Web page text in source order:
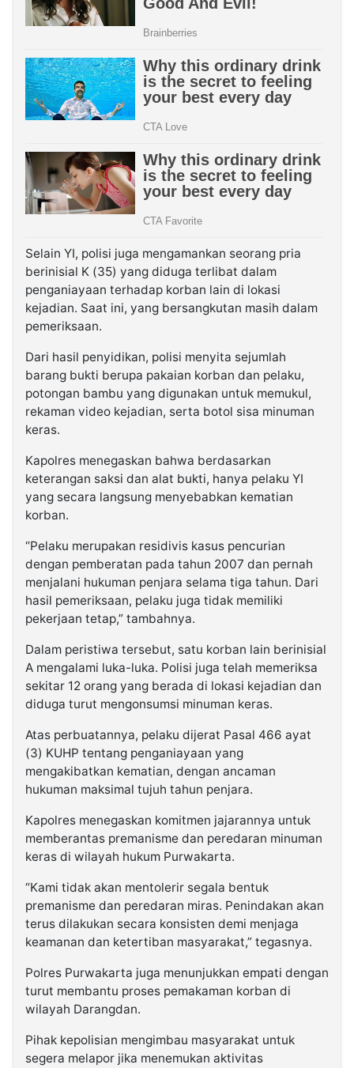
Selain YI, polisi juga mengamankan seorang pria
berinisial K (35) yang diduga terlibat dalam
penganiayaan terhadap korban lain di lokasi
kejadian. Saat ini, yang bersangkutan masih dalam
pemeriksaan.
Dari hasil penyidikan, polisi menyita sejumlah
barang bukti berupa pakaian korban dan pelaku,
potongan bambu yang digunakan untuk memukul,
rekaman video kejadian, serta botol sisa minuman
keras.
Kapolres menegaskan bahwa berdasarkan
keterangan saksi dan alat bukti, hanya pelaku YI
yang secara langsung menyebabkan kematian
korban.
“Pelaku merupakan residivis kasus pencurian
dengan pemberatan pada tahun 2007 dan pernah
menjalani hukuman penjara selama tiga tahun. Dari
hasil pemeriksaan, pelaku juga tidak memiliki
pekerjaan tetap,” tambahnya.
Dalam peristiwa tersebut, satu korban lain berinisial
A mengalami luka-luka. Polisi juga telah memeriksa
sekitar 12 orang yang berada di lokasi kejadian dan
diduga turut mengonsumsi minuman keras.
Atas perbuatannya, pelaku dijerat Pasal 466 ayat
(3) KUHP tentang penganiayaan yang
mengakibatkan kematian, dengan ancaman
hukuman maksimal tujuh tahun penjara.
Kapolres menegaskan komitmen jajarannya untuk
memberantas premanisme dan peredaran minuman
keras di wilayah hukum Purwakarta.
“Kami tidak akan mentolerir segala bentuk
premanisme dan peredaran miras. Penindakan akan
terus dilakukan secara konsisten demi menjaga
keamanan dan ketertiban masyarakat,” tegasnya.
Polres Purwakarta juga menunjukkan empati dengan
turut membantu proses pemakaman korban di
wilayah Darangdan.
Pihak kepolisian mengimbau masyarakat untuk
segera melapor jika menemukan aktivitas